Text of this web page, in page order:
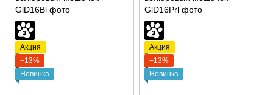
Акция
−13%
Новинка
Акция
−13%
Новинка